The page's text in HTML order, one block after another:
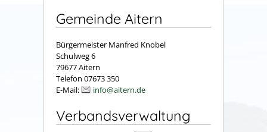
Gemeinde Aitern
Bürgermeister Manfred Knobel
Schulweg 6
79677 Aitern
Telefon 07673 350
E-Mail:
info@aitern.de
Verbandsverwaltung